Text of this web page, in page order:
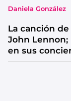
Daniela González
La canción
John
en sus